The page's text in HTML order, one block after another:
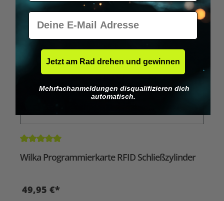
Durchschnittliche Bewertung von 5 von 5 Sternen
Wilka Programmierkarte RFID Schließzylinder
49,95 €*
E-Mail
Jetzt am Rad drehen und gewinnen
Mehrfachanmeldungen disqualifizieren dich
automatisch.